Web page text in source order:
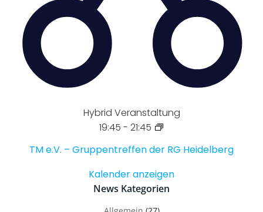
Hybrid Veranstaltung
19:45 - 21:45
TM e.V. – Gruppentreffen der RG Heidelberg
Kalender anzeigen
News Kategorien